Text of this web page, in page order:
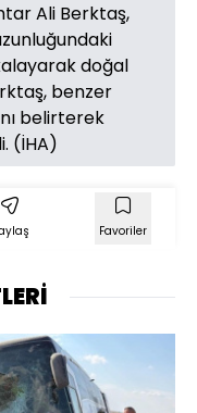
Ali Berktaş,
doğal
benzer
belirterek
(İHA)
Favoriler